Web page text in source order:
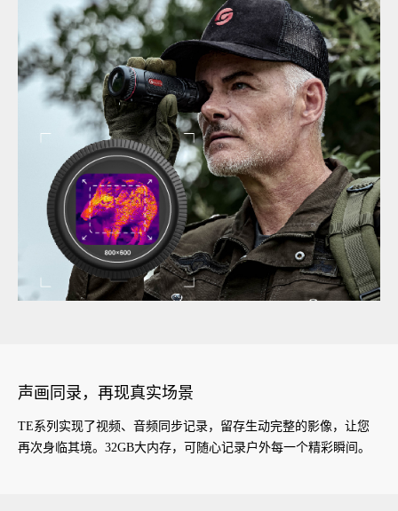
声画同录，再现真实场景
TE系列实现了视频、音频同步记录，留存生动完整的影像，让您
再次身临其境。32GB大内存，可随心记录户外每一个精彩瞬间。